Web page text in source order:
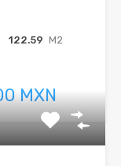
122.59 M2
MXN